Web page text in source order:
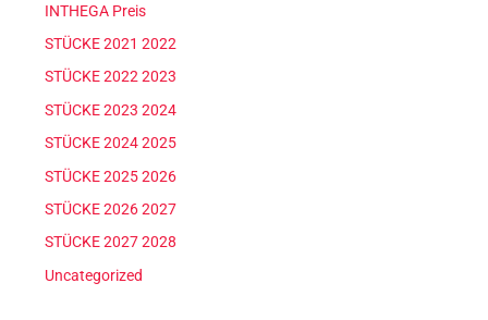
INTHEGA Preis
STÜCKE 2021 2022
STÜCKE 2022 2023
STÜCKE 2023 2024
STÜCKE 2024 2025
STÜCKE 2025 2026
STÜCKE 2026 2027
STÜCKE 2027 2028
Uncategorized